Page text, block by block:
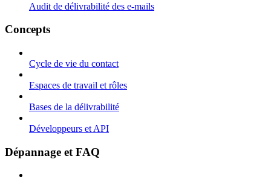
Audit de délivrabilité des e-mails
Concepts
Cycle de vie du contact
Espaces de travail et rôles
Bases de la délivrabilité
Développeurs et API
Dépannage et FAQ